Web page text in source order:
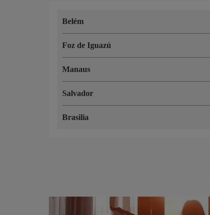
Belém
Foz de Iguazú
Manaus
Salvador
Brasilia